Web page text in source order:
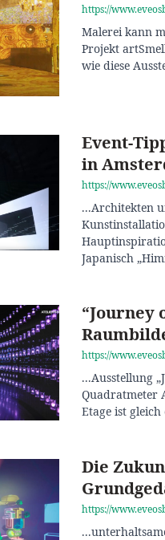
https://
Malerei kann
Projekt
wie diese
Event-
in
https://
...Architekten
Japanisch
“Journey
https://
...Ausstellung
Quadratmeter
Etage ist
Die
https://